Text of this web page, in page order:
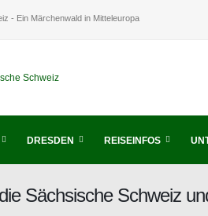
- Ein Märchenwald in Mitteleuropa
DRESDEN REISEINFOS
Sächsische Schweiz